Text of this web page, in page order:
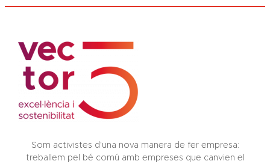
Som activistes d’una nova manera de fer empresa:
treballem pel bé comú amb empreses que canvien el